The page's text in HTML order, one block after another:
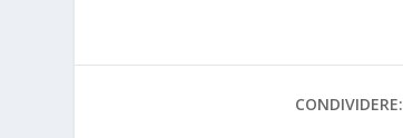
CONDIVIDERE: